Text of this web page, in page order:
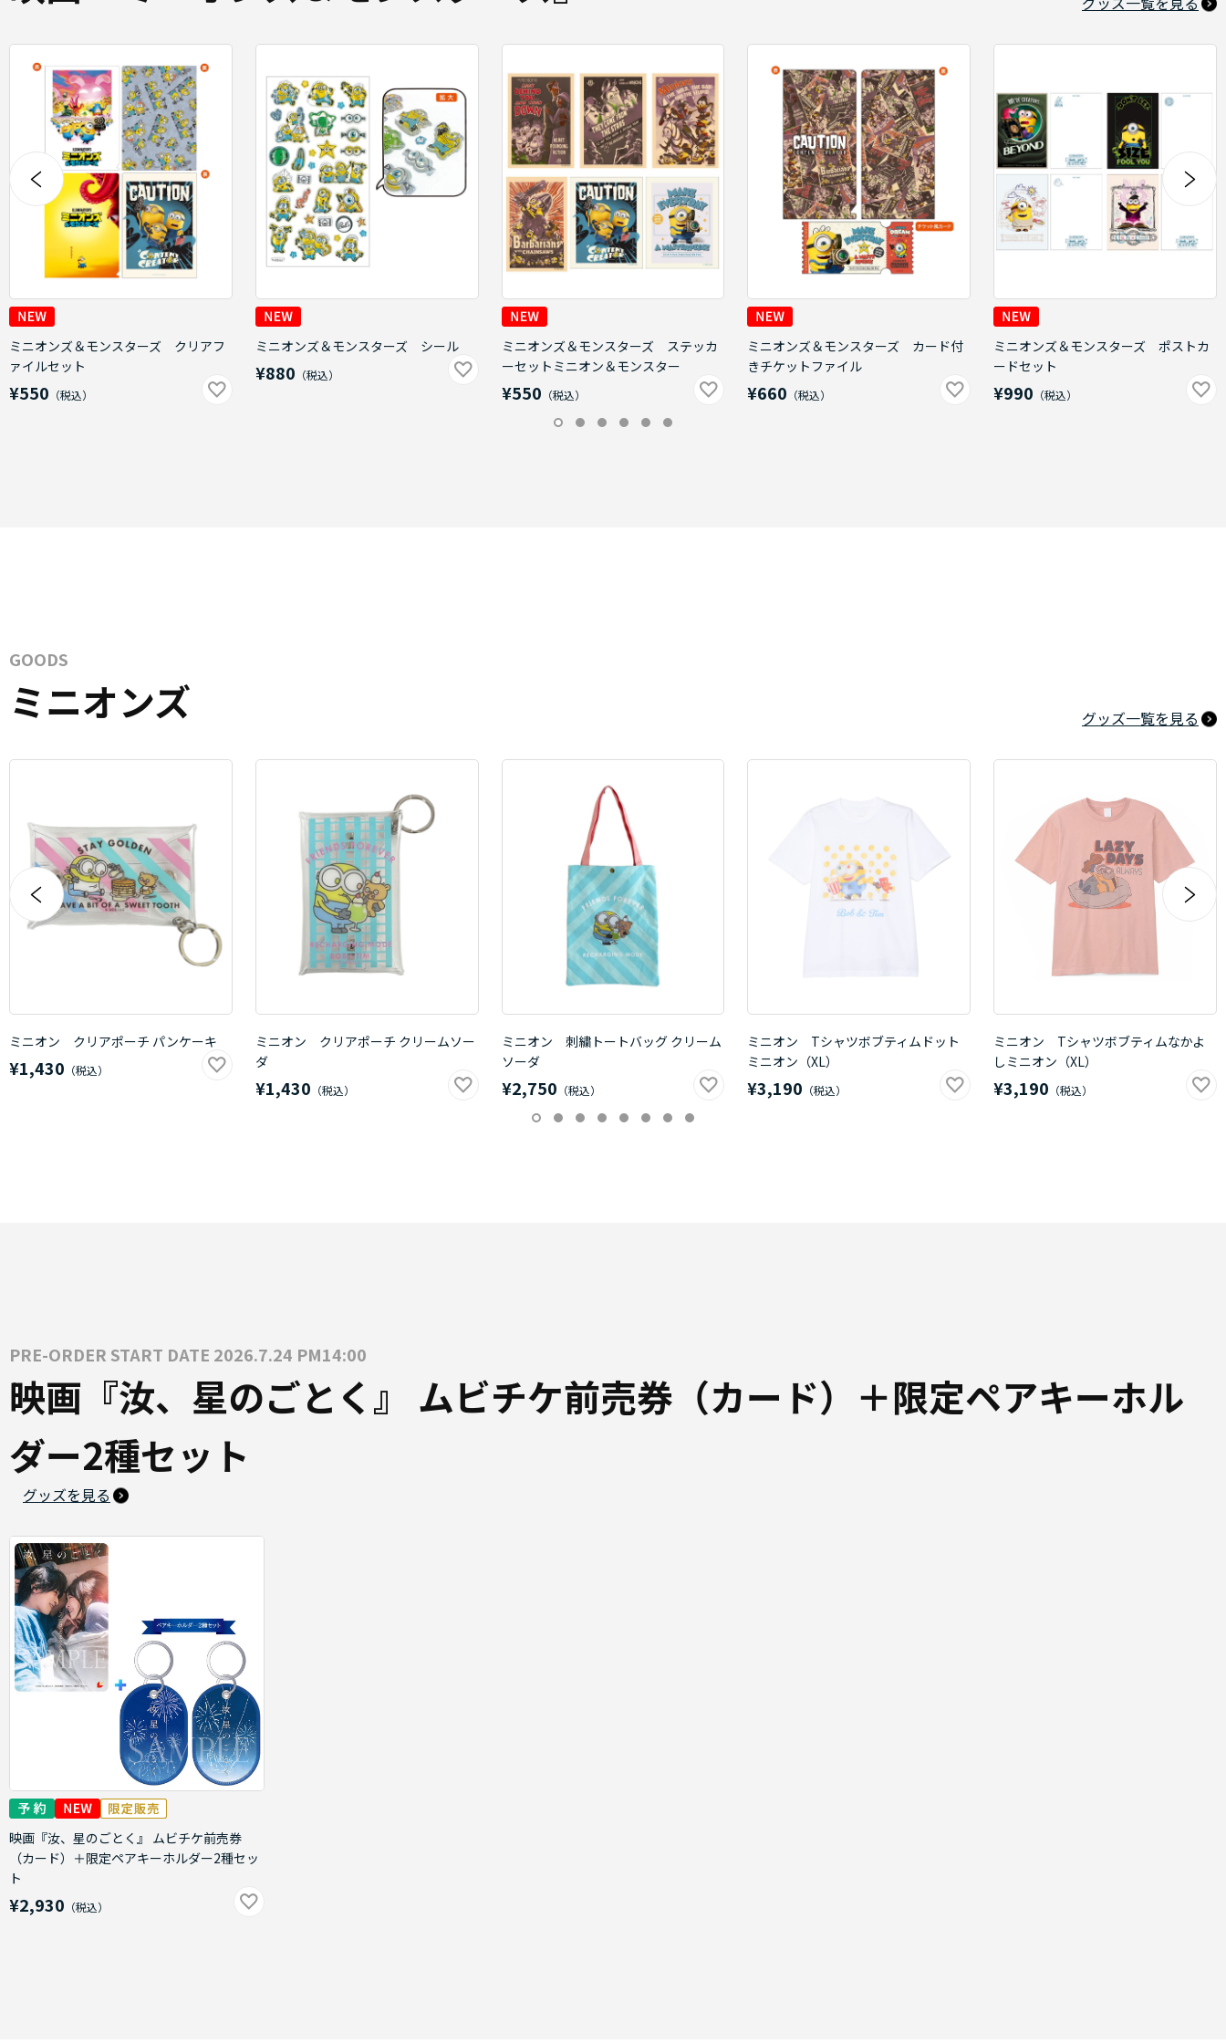
ミニオンズ＆モンスターズ クリアフ
ァイルセット
¥550
ミニオンズ＆モンスターズ シール
¥880
ミニオンズ＆モンスターズ ステッカ
ーセットミニオン＆モンスター
¥550
ミニオンズ＆モンスターズ カード付
きチケットファイル
¥660
ミニオンズ＆モンスターズ ポストカ
ードセット
¥990
GOODS
ミニオンズ グッズ一覧を見る
ミニオン クリアポーチ パンケーキ
¥1,430
ミニオン クリアポーチ クリームソー
ダ
¥1,430
ミニオン 刺繍トートバッグ クリーム
ソーダ
¥2,750
ミニオン Tシャツボブティムドット
ミニオン（XL）
¥3,190
ミニオン Tシャツボブティムなかよ
しミニオン（XL）
¥3,190
PRE-ORDER START DATE 2026.7.24 PM14:00
映画『汝、星のごとく』 ムビチケ前売券（カード）＋限定ペアキーホル
ダー2種セット
グッズを見る
映画『汝、星のごとく』 ムビチケ前売券
（カード）＋限定ペアキーホルダー2種セッ
ト
¥2,930